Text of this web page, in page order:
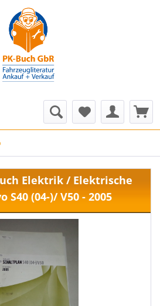
Elektrik / Elektrische
S40 (04-)/ V50 - 2005